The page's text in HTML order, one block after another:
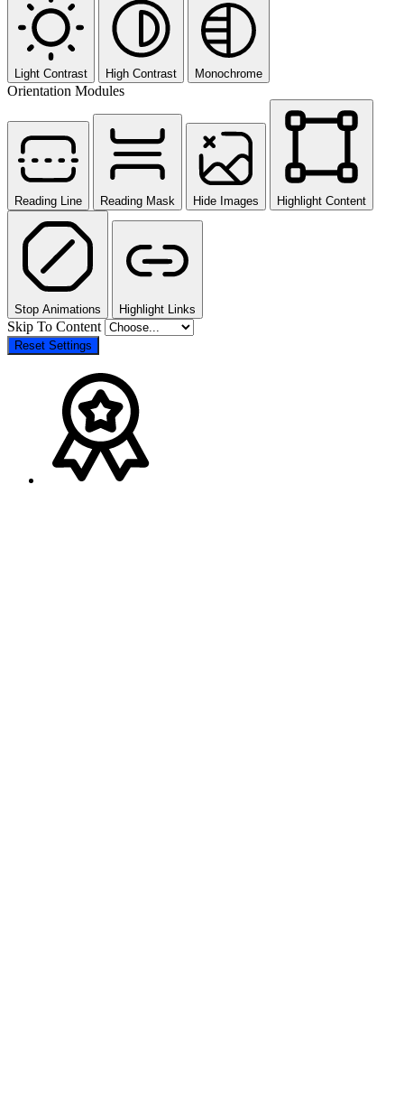
Light Contrast High Contrast Monochrome
Orientation Modules
Reading Line Reading Mask Hide Images Highlight Content
Stop Animations Highlight Links
Skip To Content
Reset Settings